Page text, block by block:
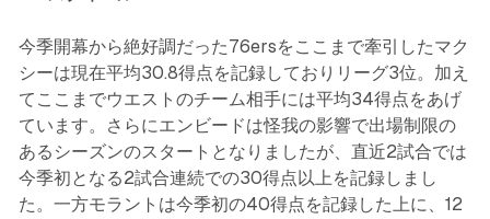
今季開幕から絶好調だった76ersをここまで牽引したマク
シーは現在平均30.8得点を記録しておりリーグ3位。加え
てここまでウエストのチーム相手には平均34得点をあげ
ています。さらにエンビードは怪我の影響で出場制限の
あるシーズンのスタートとなりましたが、直近2試合では
今季初となる2試合連続での30得点以上を記録しまし
た。一方モラントは今季初の40得点を記録した上に、12